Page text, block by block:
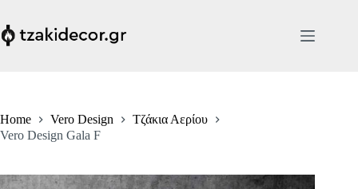
content
Home Vero Design
Τζάκια Αερίου
Vero Design Gala F